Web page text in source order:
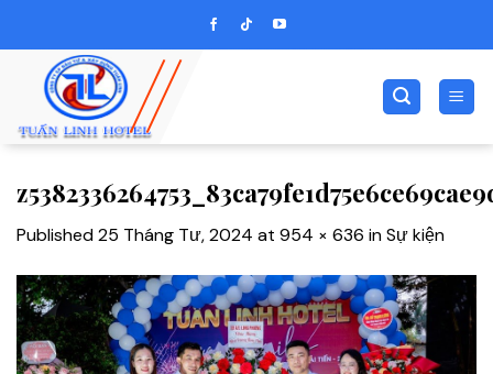
content
Published25 Tháng Tư, 2024 at 954 × 636 inSự kiện